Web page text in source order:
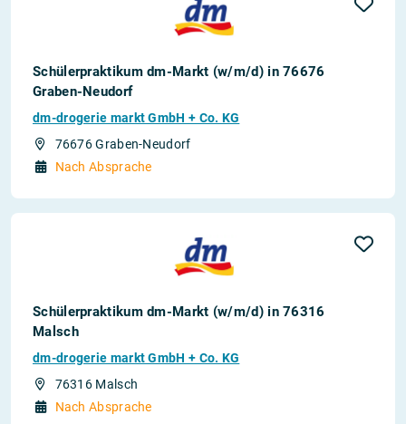
Schülerpraktikum dm-Markt (w/m/d) in 76676
Graben-Neudorf
dm-drogerie markt GmbH + Co. KG
76676 Graben-Neudorf
Nach Absprache
Schülerpraktikum dm-Markt (w/m/d) in 76316
Malsch
dm-drogerie markt GmbH + Co. KG
76316 Malsch
Nach Absprache